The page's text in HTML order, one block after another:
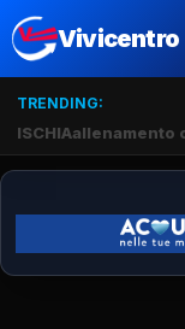
Vivicentro
TRENDING:
ISCHIAallenamento